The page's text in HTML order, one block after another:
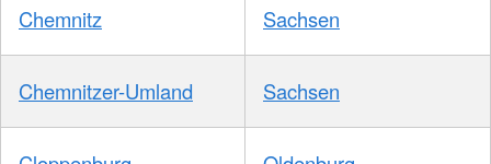
Chemnitz Sachsen
Chemnitzer-Umland Sachsen